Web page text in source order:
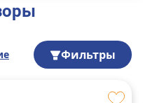
Фильтры